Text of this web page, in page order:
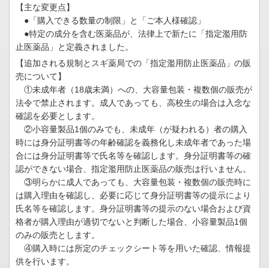
【主な変更点】
●「購入できる数量の制限」と「ご本人様確認」
●特定の成分を含む医薬品が、法律上で新たに「指定濫用防
止医薬品」と定義されました。
【追加される規制とスギ薬局での「指定濫用防止医薬品」の販
売について】
①未成年者（18歳未満）への、大容量包装・複数個の販売が
法令で禁止されます。成人であっても、高校生の場合は入念な
確認を必要とします。
②小容量製品1個のみでも、未成年（が疑われる）者の購入
時には身分証明書等の年齢確認を義務化し未成年者であった場
合には身分証明書等で氏名等を確認します。身分証明書等の確
認ができない場合、指定濫用防止医薬品の販売は行いません。
③明らかに成人であっても、大容量包装・複数個の販売時に
は購入理由を確認し、必要に応じて身分証明書等の提示により
氏名等を確認します。身分証明書等の提示のない場合および資
格者が購入理由が適切でないと判断した場合、小容量製品1個
のみの販売とします。
④購入時には所定のチェックシート等を用いた確認、情報提
供を行います。